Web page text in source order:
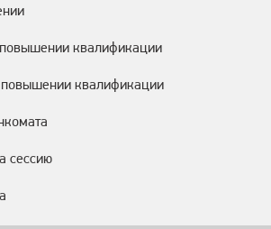
квалификации
повышении квалификации
сессию